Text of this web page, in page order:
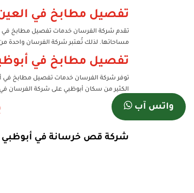
تفصيل مطابخ في
تقدم شركة الفرسان خدمات تفصيل مطابخ في
مساحاتها. لذلك تُعتبر شركة الفرسان واحدة
تفصيل مطابخ في
توفر شركة الفرسان خدمات تفصيل مطابخ في
الكثير من سكان أبوظبي على شركة الفرسان
شركة قص خرسانة في أبوظبي
واتس آب